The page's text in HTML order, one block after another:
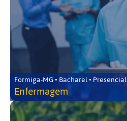
Formiga-MG • Bacharel • Presencial
Enfermagem